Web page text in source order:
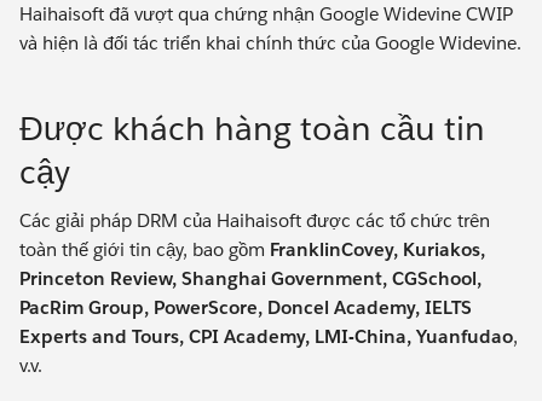
Haihaisoft đã vượt qua chứng nhận Google Widevine CWIP
và hiện là đối tác triển khai chính thức của Google Widevine.
Được khách hàng toàn cầu tin
cậy
Các giải pháp DRM của Haihaisoft được các tổ chức trên
toàn thế giới tin cậy, bao gồm FranklinCovey, Kuriakos,
Princeton Review, Shanghai Government, CGSchool,
PacRim Group, PowerScore, Doncel Academy, IELTS
Experts and Tours, CPI Academy, LMI-China, Yuanfudao,
v.v.